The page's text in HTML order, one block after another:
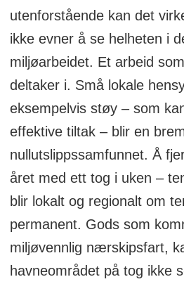
utenforstående kan det
ikke evner å se helheten i
miljøarbeidet. Et arbeid
deltaker i. Små lokale
eksempelvis støy – som
effektive tiltak – blir en
nullutslippssamfunnet. Å
året med ett tog i uken –
blir lokalt og regionalt om
permanent. Gods som
miljøvennlig nærskipsfart,
havneområdet på tog ikke